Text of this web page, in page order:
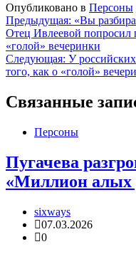
Опубликовано в Персоны
Навигация
по
записям
Предыдущая: «Вы
Отец Ивлеевой попросил
«голой» вечеринки
Следующая: У
того, как о «голой»
Связанные
Персоны
Пугачева
«Миллион алых
sixways
07.03.2026
0